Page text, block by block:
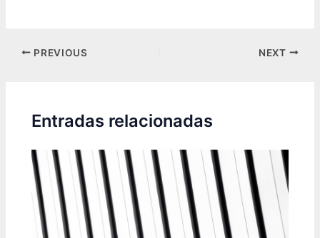
Post
PREVIOUS NEXT
Entradas relacionadas